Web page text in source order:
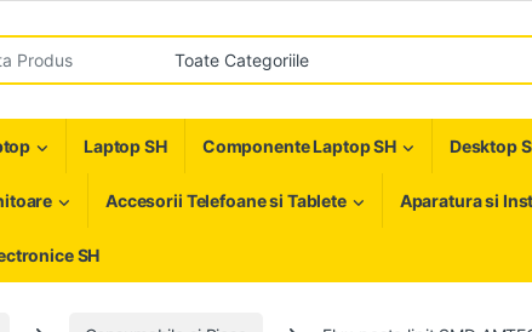
Laptop SH Componente Laptop SH Desktop
Accesorii Telefoane si Tablete Aparatura si
SH